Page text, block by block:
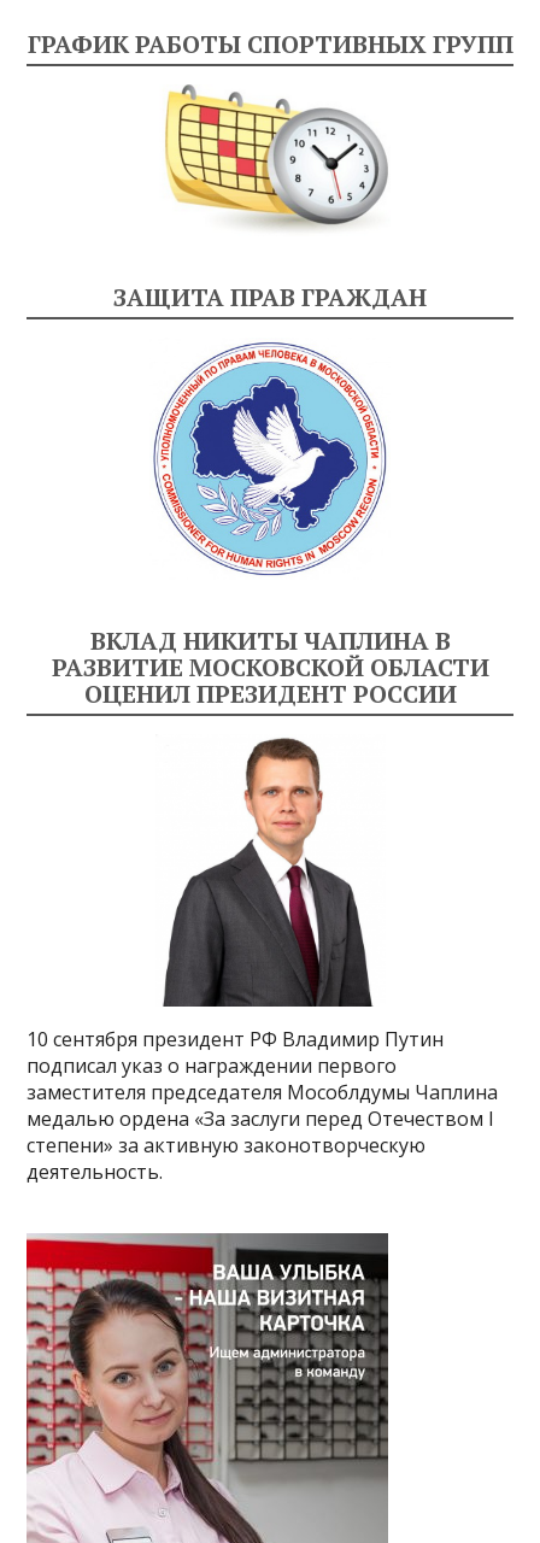
ГРАФИК РАБОТЫ СПОРТИВНЫХ ГРУПП
ЗАЩИТА ПРАВ ГРАЖДАН
ВКЛАД НИКИТЫ ЧАПЛИНА В
РАЗВИТИЕ МОСКОВСКОЙ ОБЛАСТИ
ОЦЕНИЛ ПРЕЗИДЕНТ РОССИИ
10 сентября президент РФ Владимир Путин
подписал указ о награждении первого
заместителя председателя Мособлдумы Чаплина
медалью ордена «За заслуги перед Отечеством I
степени» за активную законотворческую
деятельность.